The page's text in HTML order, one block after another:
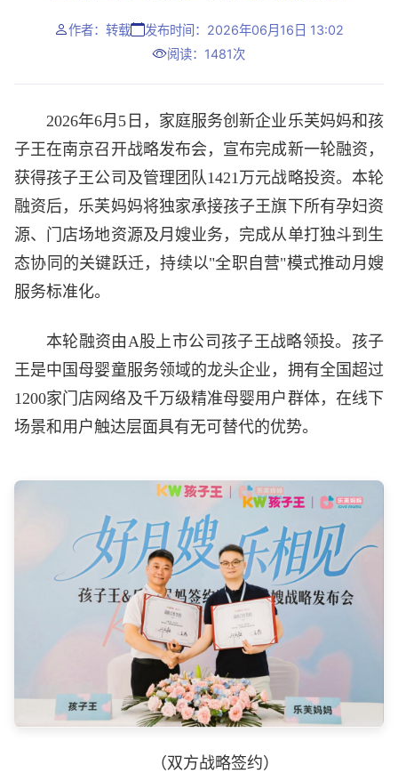
作者：转载
发布时间：2026年06月16日 13:02
阅读：1481次
2026年6月5日，家庭服务创新企业乐芙妈妈和孩
子王在南京召开战略发布会，宣布完成新一轮融资，
获得孩子王公司及管理团队1421万元战略投资。本轮
融资后，乐芙妈妈将独家承接孩子王旗下所有孕妇资
源、门店场地资源及月嫂业务，完成从单打独斗到生
态协同的关键跃迁，持续以"全职自营"模式推动月嫂
服务标准化。
本轮融资由A股上市公司孩子王战略领投。孩子
王是中国母婴童服务领域的龙头企业，拥有全国超过
1200家门店网络及千万级精准母婴用户群体，在线下
场景和用户触达层面具有无可替代的优势。
（双方战略签约）